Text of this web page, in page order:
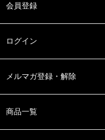
会員登録
ログイン
メルマガ登録・解除
商品一覧